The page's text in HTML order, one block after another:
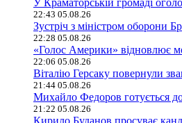
22:43 05.08.26
Зустріч з міністром оборони
22:28 05.08.26
«Голос Америки» відновлює
22:06 05.08.26
Віталію Герсаку повернули
21:44 05.08.26
Михайло Федоров готується
21:22 05.08.26
Кирило Буданов просуває